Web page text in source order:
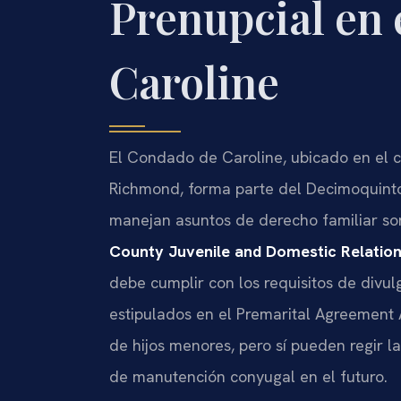
Prenupcial en
Caroline
El Condado de Caroline, ubicado en el
Richmond, forma parte del
manejan asuntos de derecho familiar
County Juvenile and Domestic
debe cumplir con los requisitos de
estipulados en el Premarital
de hijos menores, pero sí pueden regir
de manutención conyugal en el futuro.